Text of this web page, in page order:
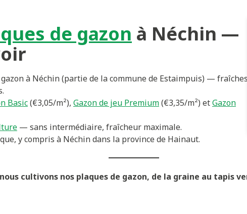
de gazon à Néchin —
à Néchin (partie de la commune de Estaimpuis) —
Basic(€3,05/m²), Gazon de jeu Premium(€3,35/m²) etGazon
— sans intermédiaire, fraîcheur maximale.
y compris à Néchin dans la province de Hainaut.
cultivons nos plaques de gazon, de la graine au tapis